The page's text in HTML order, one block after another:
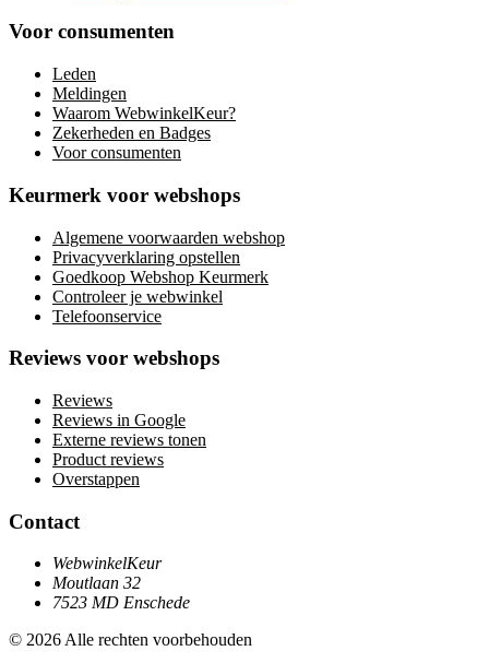
Voor consumenten
Leden
Meldingen
Waarom WebwinkelKeur?
Zekerheden en Badges
Voor consumenten
Keurmerk voor webshops
Algemene voorwaarden webshop
Privacyverklaring opstellen
Goedkoop Webshop Keurmerk
Controleer je webwinkel
Telefoonservice
Reviews voor webshops
Reviews
Reviews in Google
Externe reviews tonen
Product reviews
Overstappen
Contact
WebwinkelKeur
Moutlaan 32
7523 MD Enschede
© 2026 Alle rechten voorbehouden